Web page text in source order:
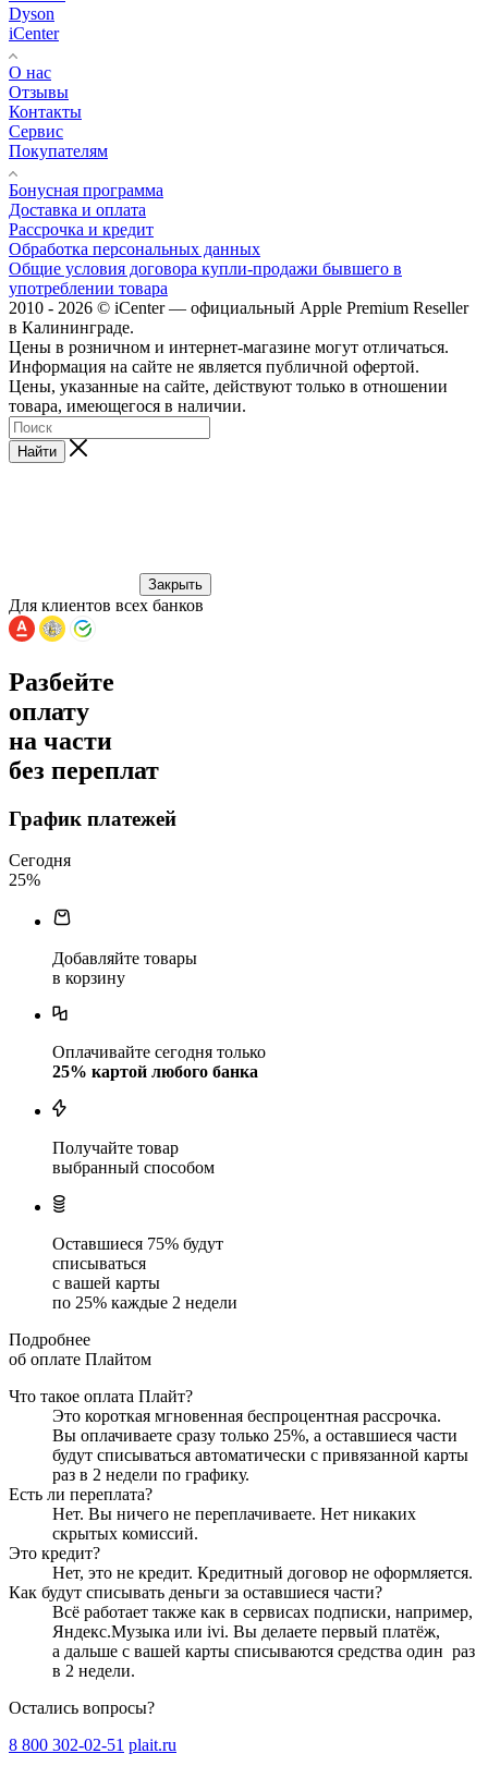
Dyson
iCenter
О нас
Отзывы
Контакты
Сервис
Покупателям
Бонусная программа
Доставка и оплата
Рассрочка и кредит
Обработка персональных данных
Общие условия договора купли-продажи бывшего в
употреблении товара
2010 - 2026 © iCenter — официальный Apple Premium Reseller
в Калининграде.
Цены в розничном и интернет-магазине могут отличаться.
Информация на сайте не является публичной офертой.
Цены, указанные на сайте, действуют только в отношении
товара, имеющегося в наличии.
Найти
Закрыть
Для клиентов всех банков
Разбейте
оплату
на части
без переплат
График платежей
Сегодня
25%
Добавляйте товары
в корзину
Оплачивайте сегодня только
25% картой любого банка
Получайте товар
выбранный способом
Оставшиеся 75% будут
списываться
с вашей карты
по 25% каждые 2 недели
Подробнее
об оплате Плайтом
Что такое оплата Плайт?
Это короткая мгновенная беспроцентная рассрочка.
Вы оплачиваете сразу только 25%, а оставшиеся части
будут списываться автоматически с привязанной карты
раз в 2 недели по графику.
Есть ли переплата?
Нет. Вы ничего не переплачиваете. Нет никаких
скрытых комиссий.
Это кредит?
Нет, это не кредит. Кредитный договор не оформляется.
Как будут списывать деньги за оставшиеся части?
Всё работает также как в сервисах подписки, например,
Яндекс.Музыка или ivi. Вы делаете первый платёж,
а дальше с вашей карты списываются средства один раз
в 2 недели.
Остались вопросы?
8 800 302-02-51 plait.ru